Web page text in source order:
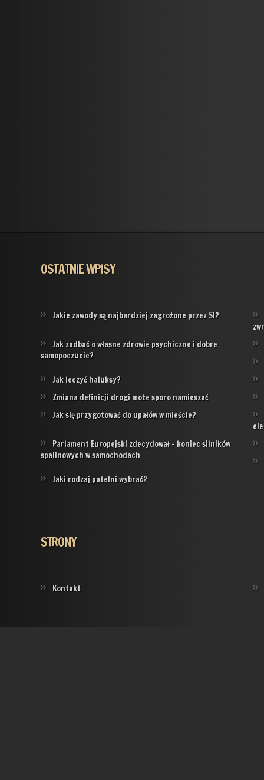
OSTATNIE WPISY
Jakie zawody są najbardziej zagrożone przez SI?
Jak zadbać o własne zdrowie psychiczne i dobre
samopoczucie?
Jak leczyć haluksy?
Zmiana definicji drogi może sporo namieszać
Jak się przygotować do upałów w mieście?
Parlament Europejski zdecydował – koniec silników
spalinowych w samochodach
Jaki rodzaj patelni wybrać?
STRONY
Kontakt